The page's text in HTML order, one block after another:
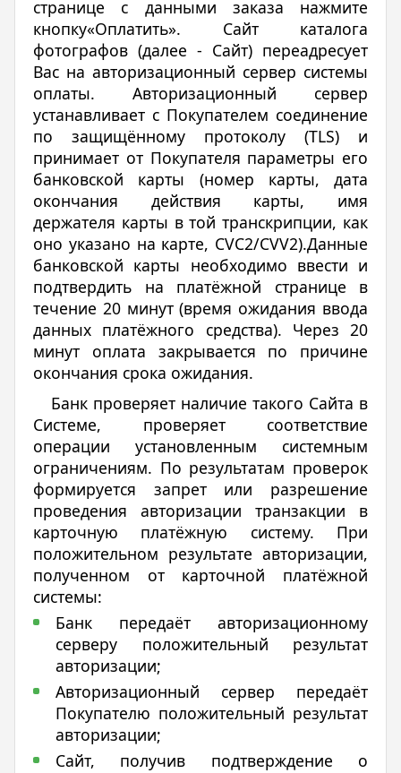
странице с данными заказа нажмите
кнопку«Оплатить». Сайт каталога
фотографов (далее - Сайт) переадресует
Вас на авторизационный сервер системы
оплаты. Авторизационный сервер
устанавливает с Покупателем соединение
по защищённому протоколу (TLS) и
принимает от Покупателя параметры его
банковской карты (номер карты, дата
окончания действия карты, имя
держателя карты в той транскрипции, как
оно указано на карте, СVC2/CVV2).Данные
банковской карты необходимо ввести и
подтвердить на платёжной странице в
течение 20 минут (время ожидания ввода
данных платёжного средства). Через 20
минут оплата закрывается по причине
окончания срока ожидания.
Банк проверяет наличие такого Сайта в
Системе, проверяет соответствие
операции установленным системным
ограничениям. По результатам проверок
формируется запрет или разрешение
проведения авторизации транзакции в
карточную платёжную систему. При
положительном результате авторизации,
полученном от карточной платёжной
системы:
Банк передаёт авторизационному
серверу положительный результат
авторизации;
Авторизационный сервер передаёт
Покупателю положительный результат
авторизации;
Сайт, получив подтверждение о